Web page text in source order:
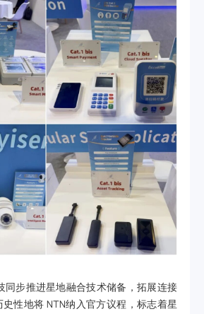
同步推进星地融合技术储备，拓展连接
史性地将 NTN纳入官方议程，标志着星